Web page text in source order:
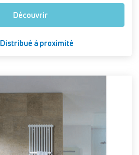
Découvrir
Distribué à proximité